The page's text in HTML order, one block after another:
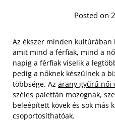
Posted on
Az ékszer minden kultúrában
amit mind a férfiak, mind a
napig a férfiak viselik a
pedig a nőknek készülnek a
többsége. Az arany gyűrű női
széles palettán mozognak,
beleépített kövek és sok más
csoportosíthatóak.